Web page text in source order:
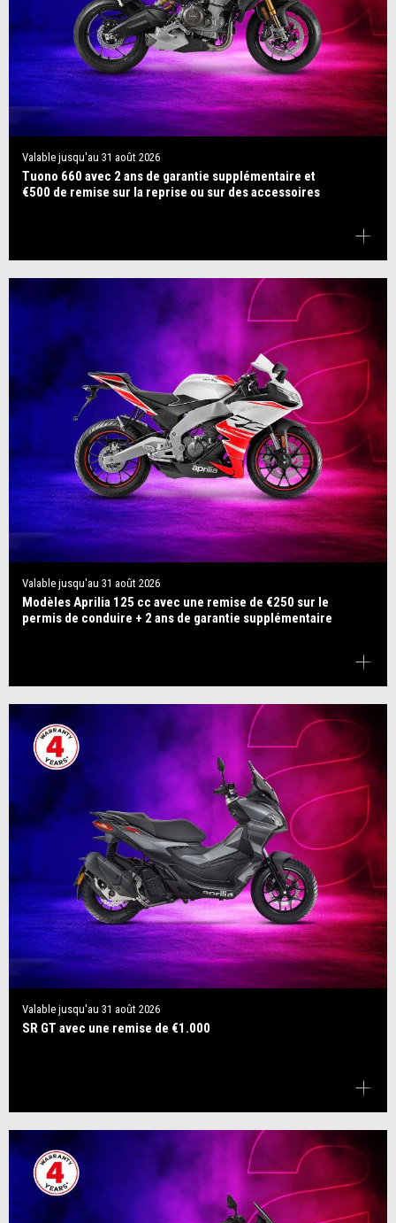
Valable jusqu'au 31 août 2026
Tuono 660 avec 2 ans de garantie supplémentaire et
€500 de remise sur la reprise ou sur des accessoires
Valable jusqu'au 31 août 2026
Modèles Aprilia 125 cc avec une remise de €250 sur le
permis de conduire + 2 ans de garantie supplémentaire
Valable jusqu'au 31 août 2026
SR GT avec une remise de €1.000